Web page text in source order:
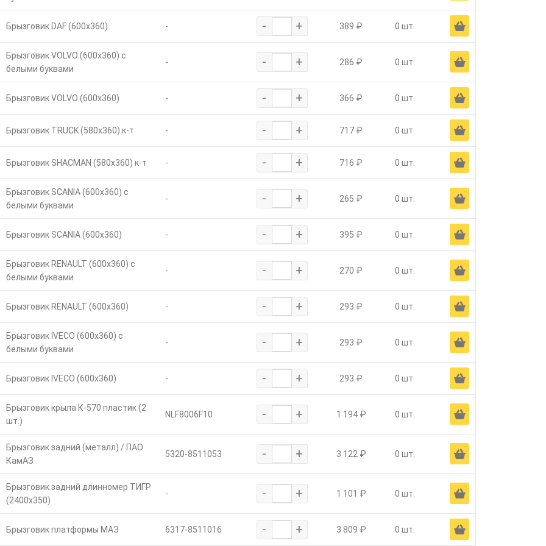
Брызговик DAF (600х360) - - + 389 ₽ 0 шт. Ä
Брызговик VOLVO (600х360) с
белыми буквами
- - + 286 ₽ 0 шт. Ä
Брызговик VOLVO (600х360) - - + 366 ₽ 0 шт. Ä
Брызговик TRUCK (580х360) к-т - - + 717 ₽ 0 шт. Ä
Брызговик SHACMAN (580х360) к-т - - + 716 ₽ 0 шт. Ä
Брызговик SCANIA (600х360) с
белыми буквами
- - + 265 ₽ 0 шт. Ä
Брызговик SCANIA (600х360) - - + 395 ₽ 0 шт. Ä
Брызговик RENAULT (600х360) с
белыми буквами
- - + 270 ₽ 0 шт. Ä
Брызговик RENAULT (600х360) - - + 293 ₽ 0 шт. Ä
Брызговик IVECO (600х360) с
белыми буквами
- - + 293 ₽ 0 шт. Ä
Брызговик IVECO (600х360) - - + 293 ₽ 0 шт. Ä
Брызговик крыла К-570 пластик (2
шт.)
NLF8006F10 - + 1 194 ₽ 0 шт. Ä
Брызговик задний (металл) / ПАО
КамАЗ
5320-8511053 - + 3 122 ₽ 0 шт. Ä
Брызговик задний длинномер ТИГР
(2400х350)
- - + 1 101 ₽ 0 шт. Ä
Брызговик платформы МАЗ 6317-8511016 - + 3 809 ₽ 0 шт. Ä